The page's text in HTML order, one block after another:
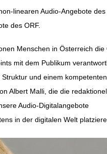
linearen Audio-Angebote des
des ORF.
Menschen in Österreich die
mit dem Publikum
und einem
Albert Malli, die die
Audio-Digitalangebote
in der digitalen Welt